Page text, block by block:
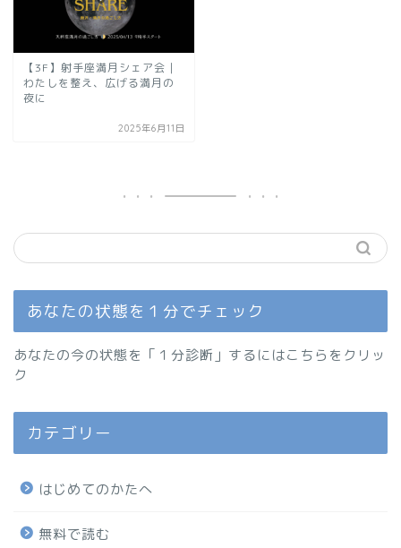
【3F】射手座満月シェア会｜
わたしを整え、広げる満月の
夜に
2025年6月11日
あなたの状態を１分でチェック
あなたの今の状態を「１分診断」するにはこちらをクリッ
ク
カテゴリー
はじめてのかたへ
無料で読む